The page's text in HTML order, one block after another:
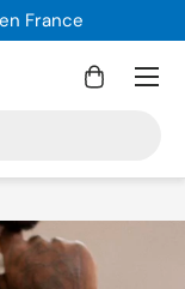
France
Panier
Menu